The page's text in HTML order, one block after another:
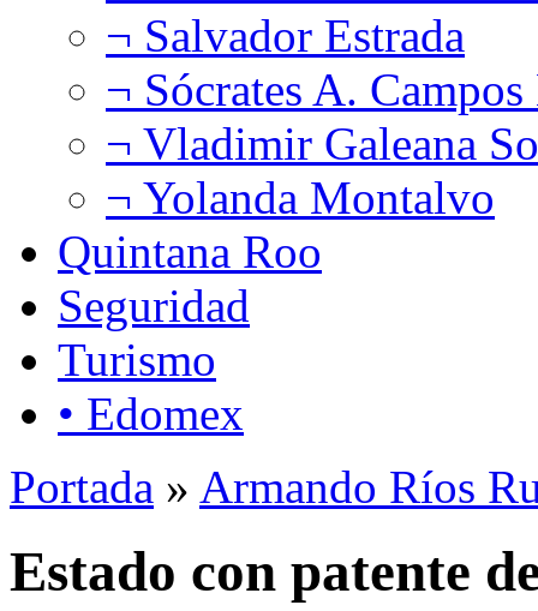
¬ Salvador Estrada
¬ Sócrates A.
¬ Vladimir Galeana
¬ Yolanda Montalvo
Quintana Roo
Seguridad
Turismo
• Edomex
Portada » Armando Ríos
Estado con patente